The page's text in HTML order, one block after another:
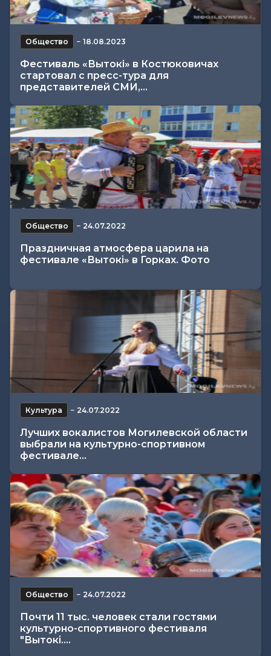
Общество − 18.08.2023
Фестиваль «Вытокi» в Костюковичах
стартовал с пресс-тура для
представителей СМИ,...
Общество − 24.07.2022
Праздничная атмосфера царила на
фестивале «Вытокі» в Горках. Фото
Культура − 24.07.2022
Лучших вокалистов Могилевской области
выбрали на культурно-спортивном
фестивале...
Общество − 24.07.2022
Почти 11 тыс. человек стали гостями
культурно-спортивного фестиваля
"Вытокі....